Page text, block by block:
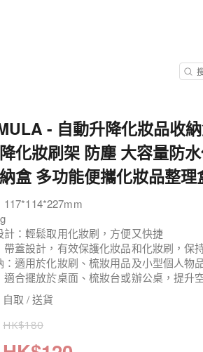
- 自動升降化妝品收
化妝刷架 防塵 大容量防
盒 多功能便攜化妝品整理
117*114*227mm
計：輕鬆取用化妝刷，方便又快捷
帶蓋設計，有效保護化妝品和化妝刷，保
：適用於化妝刷、梳妝用品及小型個人物
適合擺放於桌面、梳妝台或辦公桌，提升
自取 / 送貨
HK$180